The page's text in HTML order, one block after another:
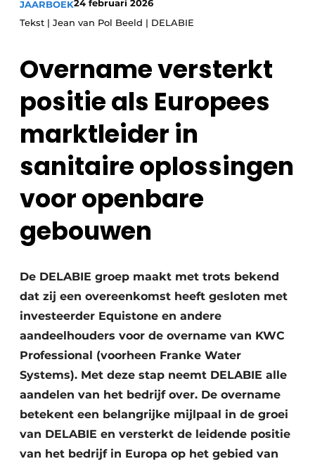
storymetadata
Vacature aanmelden
Vacatures
Video’s
JAARBOEK24 februari 2026
Tekst | Jean van Pol Beeld | DELABIE
Overname versterkt
positie als Europees
marktleider in
sanitaire oplossingen
voor openbare
gebouwen
De DELABIE groep maakt met trots bekend
dat zij een overeenkomst heeft gesloten met
investeerder Equistone en andere
aandeelhouders voor de overname van KWC
Professional (voorheen Franke Water
Systems). Met deze stap neemt DELABIE alle
aandelen van het bedrijf over. De overname
betekent een belangrijke mijlpaal in de groei
van DELABIE en versterkt de leidende positie
van het bedrijf in Europa op het gebied van